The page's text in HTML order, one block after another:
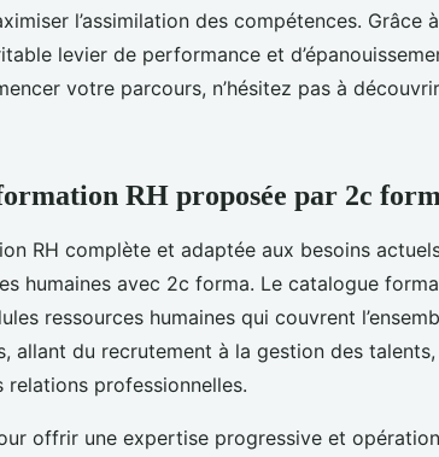
l’assimilation des compétences. Grâce
levier de performance et
votre parcours, n’hésitez pas à
RH proposée par 2c
RH complète et adaptée aux besoins
humaines avec 2c forma. Le catalogue
ressources humaines qui couvrent
allant du recrutement à la gestion des
professionnelles.
offrir une expertise progressive et